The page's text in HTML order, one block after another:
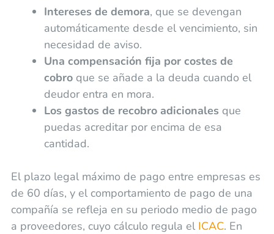
Intereses de demora, que se devengan
automáticamente desde el vencimiento, sin
necesidad de aviso.
Una compensación fija por costes de
cobroque se añade a la deuda cuando el
deudor entra en mora.
Los gastos de recobro adicionales que
puedas acreditar por encima de esa
cantidad.
El plazo legal máximo de pago entre empresas es
de 60 días, y el comportamiento de pago de una
compañía se refleja en su periodo medio de pago
a proveedores, cuyo cálculo regula el ICAC. En